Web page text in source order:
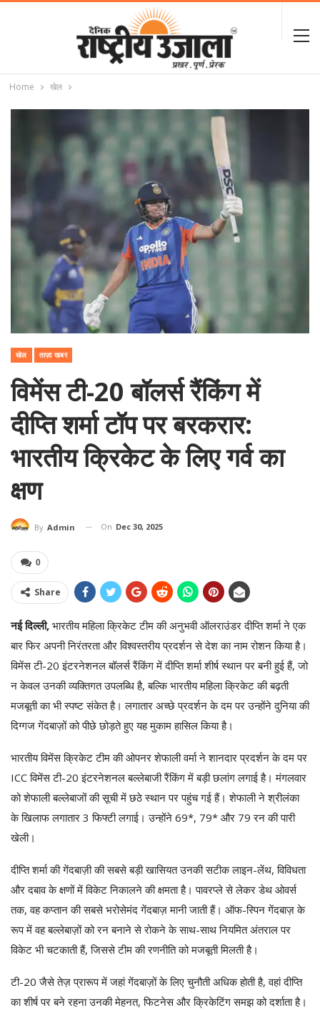
Home खेल
खेल ताज़ा खबर
विमेंस टी-20 बॉलर्स रैंकिंग में
दीप्ति शर्मा टॉप पर बरकरार:
भारतीय क्रिकेट के लिए गर्व का
क्षण
By Admin On Dec 30, 2025
0
Share
नई दिल्ली, भारतीय महिला क्रिकेट टीम की अनुभवी ऑलराउंडर दीप्ति शर्मा ने एक
बार फिर अपनी निरंतरता और विश्वस्तरीय प्रदर्शन से देश का नाम रोशन किया है।
विमेंस टी-20 इंटरनेशनल बॉलर्स रैंकिंग में दीप्ति शर्मा शीर्ष स्थान पर बनी हुई हैं, जो
न केवल उनकी व्यक्तिगत उपलब्धि है, बल्कि भारतीय महिला क्रिकेट की बढ़ती
मजबूती का भी स्पष्ट संकेत है। लगातार अच्छे प्रदर्शन के दम पर उन्होंने दुनिया की
दिग्गज गेंदबाज़ों को पीछे छोड़ते हुए यह मुकाम हासिल किया है।
भारतीय विमेंस क्रिकेट टीम की ओपनर शेफाली वर्मा ने शानदार प्रदर्शन के दम पर
ICC विमेंस टी-20 इंटरनेशनल बल्लेबाजी रैंकिंग में बड़ी छलांग लगाई है। मंगलवार
को शेफाली बल्लेबाजों की सूची में छठे स्थान पर पहुंच गई हैं। शेफाली ने श्रीलंका
के खिलाफ लगातार 3 फिफ्टी लगाई। उन्होंने 69*, 79* और 79 रन की पारी
खेली।
दीप्ति शर्मा की गेंदबाज़ी की सबसे बड़ी खासियत उनकी सटीक लाइन-लेंथ, विविधता
और दबाव के क्षणों में विकेट निकालने की क्षमता है। पावरप्ले से लेकर डेथ ओवर्स
तक, वह कप्तान की सबसे भरोसेमंद गेंदबाज़ मानी जाती हैं। ऑफ-स्पिन गेंदबाज़ के
रूप में वह बल्लेबाज़ों को रन बनाने से रोकने के साथ-साथ नियमित अंतराल पर
विकेट भी चटकाती हैं, जिससे टीम की रणनीति को मजबूती मिलती है।
टी-20 जैसे तेज़ प्रारूप में जहां गेंदबाज़ों के लिए चुनौती अधिक होती है, वहां दीप्ति
का शीर्ष पर बने रहना उनकी मेहनत, फिटनेस और क्रिकेटिंग समझ को दर्शाता है।